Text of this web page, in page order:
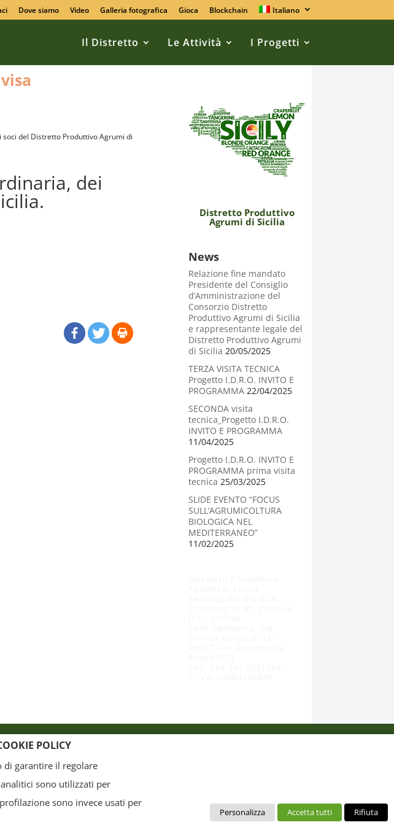
Dove siamo Video Galleria fotografica Gioca Blockchain Italiano
Il Distretto Le Attività I Progetti
del Distretto Produttivo Agrumi di
dei
Distretto Produttivo
Agrumi di Sicilia
News
Relazione fine mandato
Presidente del Consiglio
d’Amministrazione del
Consorzio Distretto
Produttivo Agrumi di Sicilia
e rappresentante legale del
Distretto Produttivo Agrumi
di Sicilia 20/05/2025
TERZA VISITA TECNICA
Progetto I.D.R.O. INVITO E
PROGRAMMA 22/04/2025
SECONDA visita
tecnica_Progetto I.D.R.O.
INVITO E PROGRAMMA
11/04/2025
Progetto I.D.R.O. INVITO E
PROGRAMMA prima visita
tecnica 25/03/2025
SLIDE EVENTO “FOCUS
SULL’AGRUMICOLTURA
BIOLOGICA NEL
MEDITERRANEO”
11/02/2025
Agrumi di Sicilia" e tutelati dal diritto d’autore. È pertanto vietato copiarli, pubblicarli,
per il download, sono da intendere esclusivamente per uso personale. Possono essere
POLICY
di garantire il regolare
sono utilizzati per
sono invece usati per
Personalizza Accetta tutti Rifiuta